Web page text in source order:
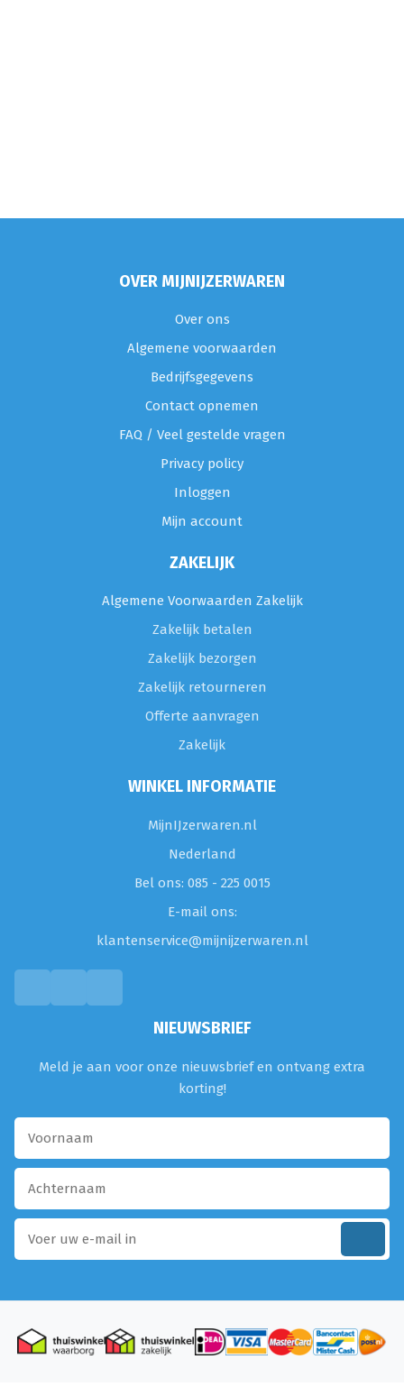
OVER MIJNIJZERWAREN
Over ons
Algemene voorwaarden
Bedrijfsgegevens
Contact opnemen
FAQ / Veel gestelde vragen
Privacy policy
Inloggen
Mijn account
ZAKELIJK
Algemene Voorwaarden Zakelijk
Zakelijk betalen
Zakelijk bezorgen
Zakelijk retourneren
Offerte aanvragen
Zakelijk
WINKEL INFORMATIE
MijnIJzerwaren.nl
Nederland
Bel ons: 085 - 225 0015
E-mail ons:
klantenservice@mijnijzerwaren.nl
NIEUWSBRIEF
Meld je aan voor onze nieuwsbrief en ontvang extra
korting!